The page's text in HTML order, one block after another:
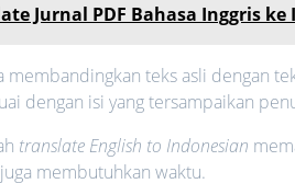
Jurnal PDF Bahasa Inggris ke
teks asli dengan
dengan isi yang tersampaikan
translate English to Indonesian
membutuhkan waktu.